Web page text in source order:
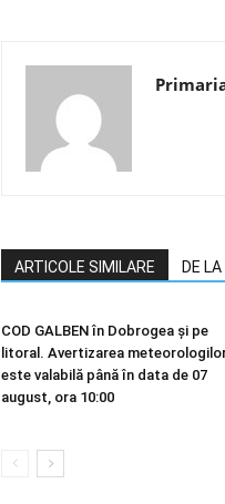
ARTICOLE SIMILARE DE
COD GALBEN în Dobrogea și pe
litoral. Avertizarea
este valabilă până în data de 07
august, ora 10:00